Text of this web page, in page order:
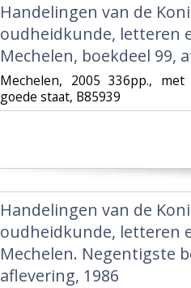
‎Handelingen van de
oudheidkunde, letteren
Mechelen, boekdeel 99,
‎Mechelen, 2005 336pp.,
goede staat, B85939‎
‎Handelingen van de
oudheidkunde, letteren
Mechelen. Negentigste
aflevering, 1986‎